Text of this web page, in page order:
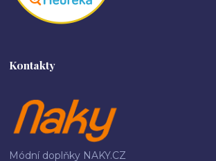
Kontakty
Módní doplňky NAKY.CZ